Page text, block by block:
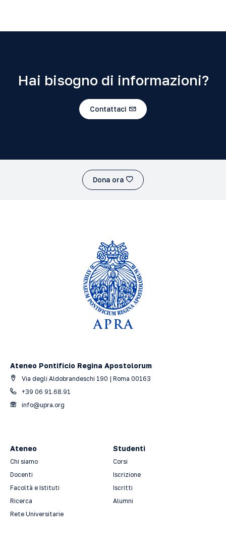
Hai bisogno di informazioni?
Contattaci
Dona ora
Ateneo Pontificio Regina Apostolorum
Via degli Aldobrandeschi 190 | Roma 00163
+39 06 91.68.91
info@upra.org
Ateneo
Chi siamo
Docenti
Facoltà e Istituti
Ricerca
Rete Universitarie
Studenti
Corsi
Iscrizione
Iscritti
Alumni